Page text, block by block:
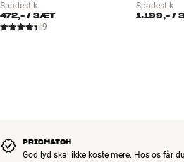
Spadestik
472,- / SÆT
9
Spadestik
1.199,-/
PRISMATCH
God lyd skal ikke koste mere. Hos os får